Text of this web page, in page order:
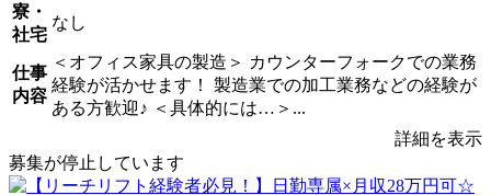
寮・
社宅
なし
仕事
内容
＜オフィス家具の製造＞ カウンターフォークでの業務
経験が活かせます！ 製造業での加工業務などの経験が
ある方歓迎♪ ＜具体的には…＞...
詳細を表示
募集が停止しています